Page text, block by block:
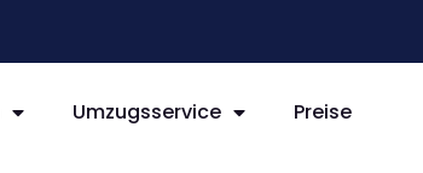
Umzugsservice Preise